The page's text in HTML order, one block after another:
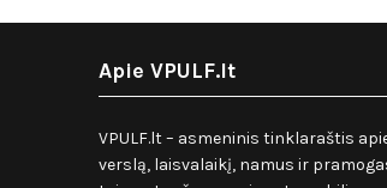
Apie VPULF.lt
VPULF.lt – asmeninis tinklaraštis
verslą, laisvalaikį, namus ir